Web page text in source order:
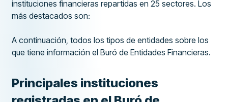
instituciones financieras repartidas en 25 sectores. Los
más destacados son:
A continuación, todos los tipos de entidades sobre los
que tiene información el Buró de Entidades Financieras.
Principales instituciones